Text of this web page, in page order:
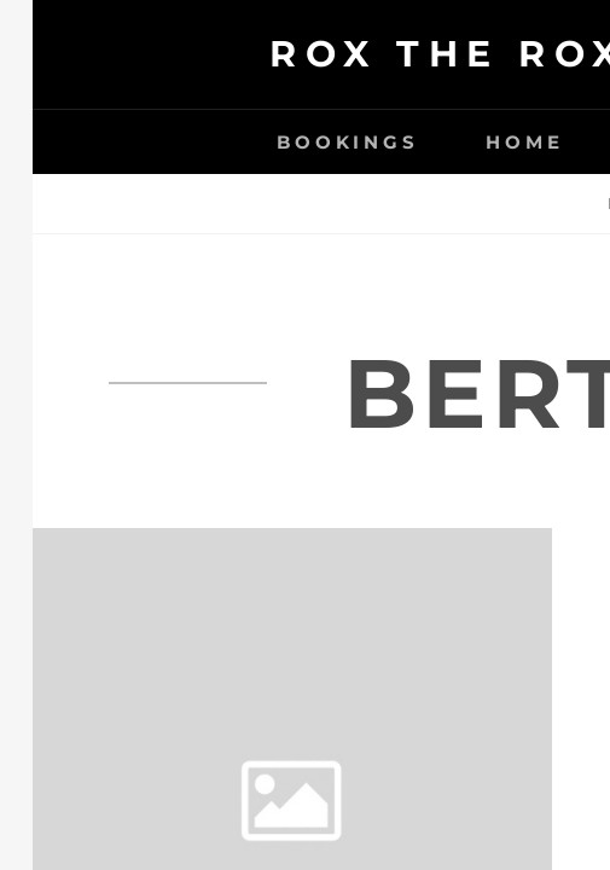
inhoud
ROX THE
BOOKINGS HOME